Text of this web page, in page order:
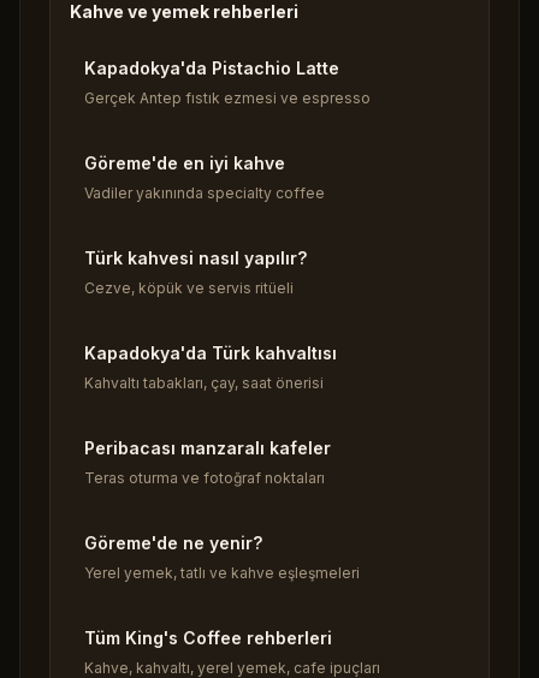
Kahve ve yemek rehberleri
Kapadokya'da Pistachio Latte
Gerçek Antep fıstık ezmesi ve espresso
Göreme'de en iyi kahve
Vadiler yakınında specialty coffee
Türk kahvesi nasıl yapılır?
Cezve, köpük ve servis ritüeli
Kapadokya'da Türk kahvaltısı
Kahvaltı tabakları, çay, saat önerisi
Peribacası manzaralı kafeler
Teras oturma ve fotoğraf noktaları
Göreme'de ne yenir?
Yerel yemek, tatlı ve kahve eşleşmeleri
Tüm King's Coffee rehberleri
Kahve, kahvaltı, yerel yemek, cafe ipuçları